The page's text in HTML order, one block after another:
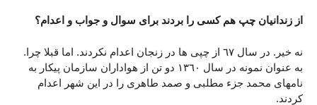
از زندانیان چپ هم کسی را بردند برای سوال و جواب و اعدام؟
نه خیر. در سال ٦٧ از چپی ها در زنجان اعدام نکردند. اما قبلا چرا.
به عنوان نمونه در سال ١٣٦٠ دو تن از هواداران سازمان پیکار به
نامهای محمد جزء مطلبی و صمد طاهری را در این شهر اعدام
کردند.